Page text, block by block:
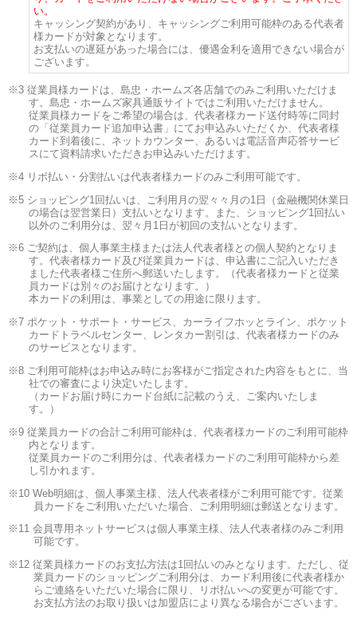
い。
キャッシング契約があり、キャッシングご利用可能枠のある代表者
様カードが対象となります。
お支払いの遅延があった場合には、優遇金利を適用できない場合が
ございます。
3 従業員様カードは、島忠・ホームズ各店舗でのみご利用いただけま
す。島忠・ホームズ家具通販サイトではご利用いただけません。
従業員様カードをご希望の場合は、代表者様カード送付時等に同封
の「従業員カード追加申込書」にてお申込みいただくか、代表者様
カード到着後に、ネットカウンター、あるいは電話音声応答サービ
スにて資料請求いただきお申込みいただけます。
4 リボ払い・分割払いは代表者様カードのみご利用可能です。
5 ショッピング1回払いは、ご利用月の翌々々月の1日（金融機関休業日
の場合は翌営業日）支払いとなります。また、ショッピング1回払い
以外のご利用分は、翌々月1日が初回の支払いとなります。
6 ご契約は、個人事業主様または法人代表者様との個人契約となりま
す。代表者様カード及び従業員カードは、申込書にご記入いただき
ました代表者様ご住所へ郵送いたします。（代表者様カードと従業
員カードは別々のお届けとなります。）
本カードの利用は、事業としての用途に限ります。
7 ポケット・サポート・サービス、カーライフホッとライン、ポケット
カードトラベルセンター、レンタカー割引は、代表者様カードのみ
のサービスとなります。
8 ご利用可能枠はお申込み時にお客様がご指定された内容をもとに、当
社での審査により決定いたします。
（カードお届け時にカード台紙に記載のうえ、ご案内いたしま
す。）
9 従業員カードの合計ご利用可能枠は、代表者様カードのご利用可能枠
内となります。
従業員カードのご利用分は、代表者様カードのご利用可能枠から差
し引かれます。
10 Web明細は、個人事業主様、法人代表者様がご利用可能です。従業
員カードをご利用いただいた場合、ご利用明細は郵送となります。
11 会員専用ネットサービスは個人事業主様、法人代表者様のみご利用
可能です。
12 従業員様カードのお支払方法は1回払いのみとなります。ただし、従
業員カードのショッピングご利用分は、カード利用後に代表者様か
らご連絡をいただいた場合に限り、リボ払いへの変更が可能です。
お支払方法のお取り扱いは加盟店により異なる場合がございます。